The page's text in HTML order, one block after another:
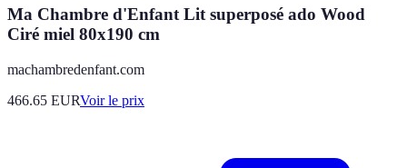
Ma Chambre d'Enfant Lit superposé ado Wood
Ciré miel 80x190 cm
machambredenfant.com
466.65 EURVoir le prix